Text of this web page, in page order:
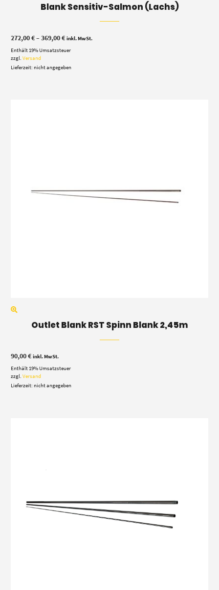
Blank Sensitiv-Salmon (Lachs)
272,00€–369,00€Preisspanne:
bis
inkl. MwSt.
Enthält 19% Umsatzsteuer
zzgl.Versand
Lieferzeit: nicht angegeben
Outlet Blank RST Spinn Blank 2,45m
90,00€ inkl. MwSt.
Enthält 19% Umsatzsteuer
zzgl.Versand
Lieferzeit: nicht angegeben